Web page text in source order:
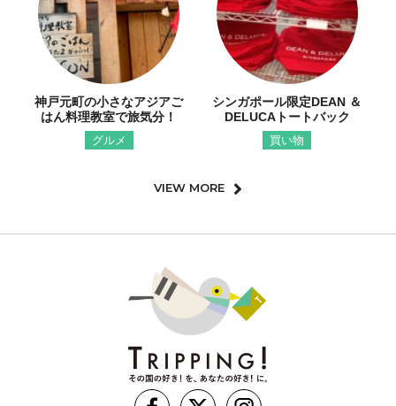
神戸元町の小さなアジアご
はん料理教室で旅気分！
グルメ
シンガポール限定DEAN ＆
DELUCAトートバック
買い物
VIEW MORE